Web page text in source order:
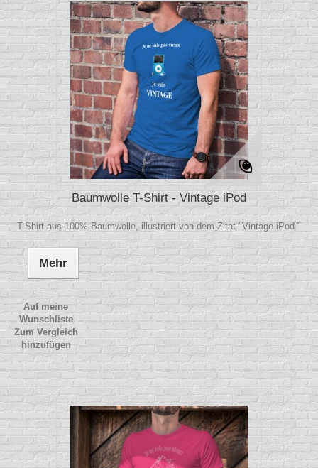
Baumwolle T-Shirt - Vintage iPod
T-Shirt aus 100% Baumwolle, illustriert von dem Zitat "Vintage iPod "
Mehr
Auf meine
Wunschliste
Zum Vergleich
hinzufügen